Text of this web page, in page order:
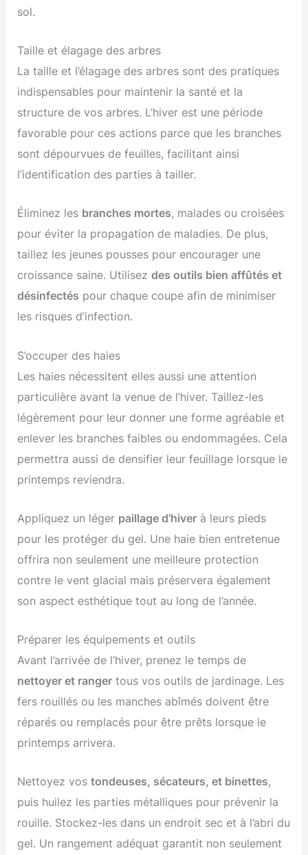
sol.
Taille et élagage des arbres
La taille et l’élagage des arbres sont des pratiques
indispensables pour maintenir la santé et la
structure de vos arbres. L’hiver est une période
favorable pour ces actions parce que les branches
sont dépourvues de feuilles, facilitant ainsi
l’identification des parties à tailler.
Éliminez les branches mortes, malades ou croisées
pour éviter la propagation de maladies. De plus,
taillez les jeunes pousses pour encourager une
croissance saine. Utilisezdes outils bien affûtés et
désinfectés pour chaque coupe afin de minimiser
les risques d’infection.
S’occuper des haies
Les haies nécessitent elles aussi une attention
particulière avant la venue de l’hiver. Taillez-les
légèrement pour leur donner une forme agréable et
enlever les branches faibles ou endommagées. Cela
permettra aussi de densifier leur feuillage lorsque le
printemps reviendra.
Appliquez un léger paillage d’hiver à leurs pieds
pour les protéger du gel. Une haie bien entretenue
offrira non seulement une meilleure protection
contre le vent glacial mais préservera également
son aspect esthétique tout au long de l’année.
Préparer les équipements et outils
Avant l’arrivée de l’hiver, prenez le temps de
nettoyer et ranger tous vos outils de jardinage. Les
fers rouillés ou les manches abîmés doivent être
réparés ou remplacés pour être prêts lorsque le
printemps arrivera.
Nettoyez vostondeuses, sécateurs, et binettes,
puis huilez les parties métalliques pour prévenir la
rouille. Stockez-les dans un endroit sec et à l’abri du
gel. Un rangement adéquat garantit non seulement